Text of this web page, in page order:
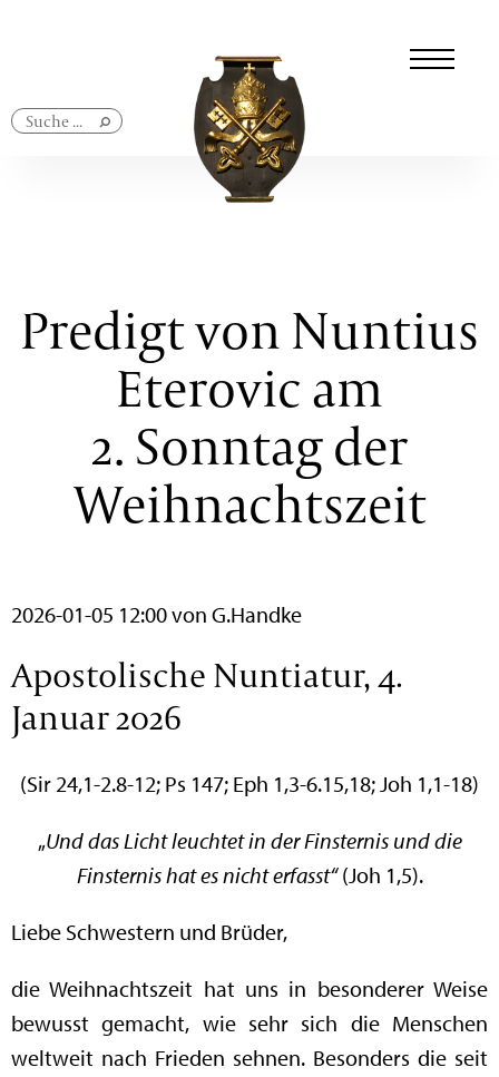
Predigt von Nuntius
Eterovic am
2. Sonntag der
Weihnachtszeit
2026-01-05 12:00von G.Handke
Apostolische Nuntiatur, 4.
Januar 2026
(Sir 24,1-2.8-12; Ps 147; Eph 1,3-6.15,18; Joh 1,1-18)
„Und das Licht leuchtet in der Finsternis und die
Finsternis hat es nicht erfasst“(Joh 1,5).
Liebe Schwestern und Brüder,
die Weihnachtszeit hat uns in besonderer Weise
bewusst gemacht, wie sehr sich die Menschen
weltweit nach Frieden sehnen. Besonders die seit